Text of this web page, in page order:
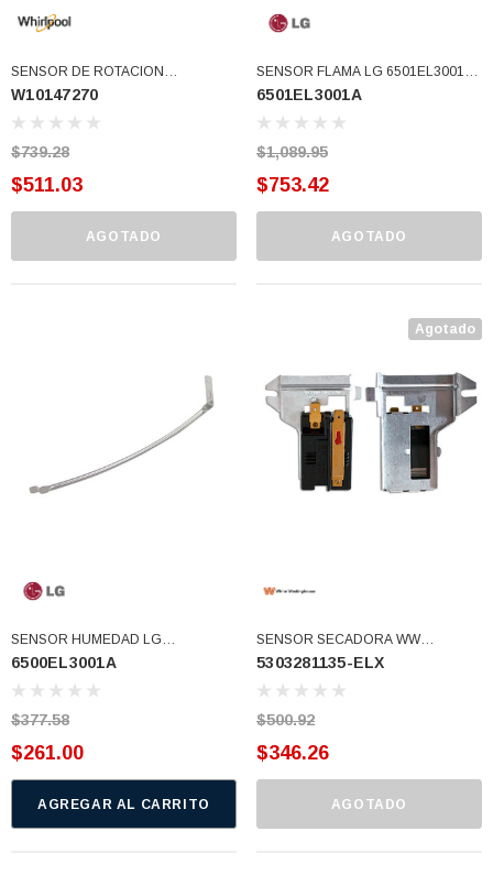
AGREGAR AL CARRITO
SENSOR DE ROTACION
(W10147270)
W10147270
$739.28
$511.03
AGOTADO
SENSOR FLAMA LG 6501EL3001B
USAR 338906 (6501EL3001A)
6501EL3001A
$1,089.95
$753.42
AGOTADO
SENSOR HUMEDAD LG
6501EL3001B USAR 338906
(6500EL3001A)
6500EL3001A
$377.58
$261.00
AGREGAR AL CARRITO
Agotado
SENSOR SECADORA WW
ORIGINAL WP338906V DC32-
00008A 56231 6501EL3001A Usar
338906V (5303281135-ELX)
5303281135-ELX
$500.92
$346.26
AGOTADO